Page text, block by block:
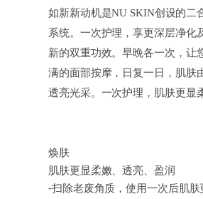
如新新动机是NU SKIN创设的二
系统。一次护理，享更深层净化
新的双重功效。早晚各一次，让
满的面部按摩，日复一日，肌肤
透亮光采。一次护理，肌肤更显
焕肤
肌肤更显柔嫩、透亮、盈润
-扫除老废角质，使用一次后肌